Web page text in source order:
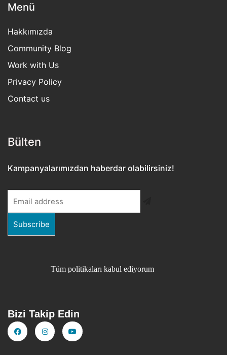
Menü
Hakkımızda
Community Blog
Work with Us
Privacy Policy
Contact us
Bülten​
Kampanyalarımızdan haberdar olabilirsiniz!
Tüm politikaları kabul ediyorum
Bizi Takip Edin